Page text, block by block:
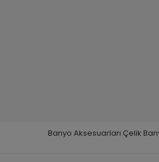
Banyo Aksesuarları Çelik